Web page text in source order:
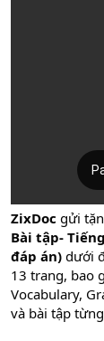
ZixDoc gửi
Bài tập-
đáp án) dưới
13 trang, bao
Vocabulary,
và bài tập